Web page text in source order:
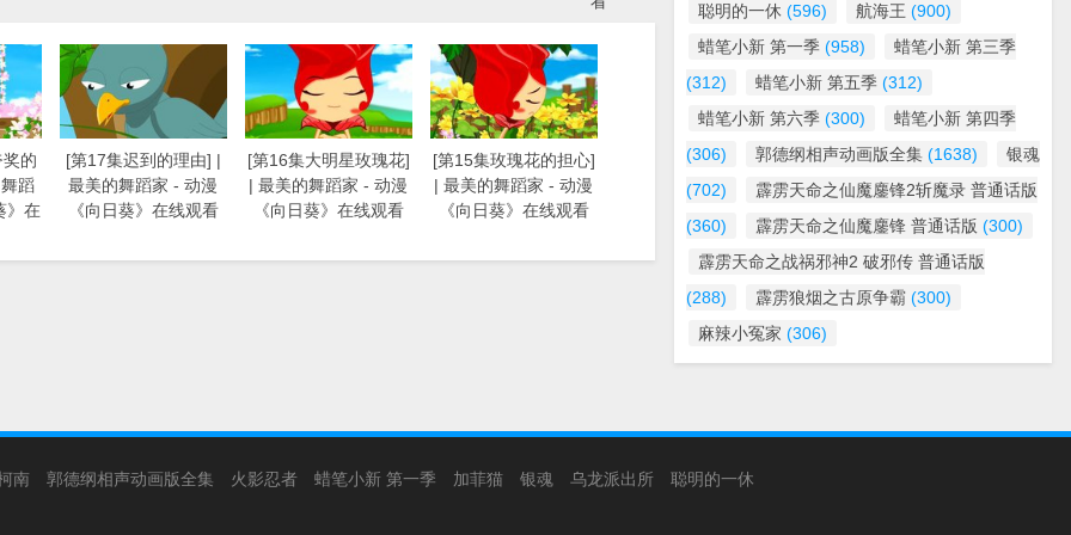
的
蹈
》在
[第17集迟到的理由] |
最美的舞蹈家 - 动漫
《向日葵》在线观看
[第16集大明星玫瑰花]
| 最美的舞蹈家 - 动漫
《向日葵》在线观看
[第15集玫瑰花的担心]
| 最美的舞蹈家 - 动漫
《向日葵》在线观看
聪明的一休 (596) 航海王 (900)
蜡笔小新 第一季 (958)
蜡笔小新 第三季
(312)
蜡笔小新 第五季 (312)
蜡笔小新 第六季 (300)
蜡笔小新 第四季
(306)
郭德纲相声动画版全集 (1638)
银魂
(702)
霹雳天命之仙魔鏖锋2斩魔录 普通话版
(360)
霹雳天命之仙魔鏖锋 普通话版 (300)
霹雳天命之战祸邪神2 破邪传 普通话版
(288)
霹雳狼烟之古原争霸 (300)
麻辣小冤家 (306)
南 郭德纲相声动画版全集 火影忍者 蜡笔小新 第一季 加菲猫 银魂 乌龙派出所 聪明的一休